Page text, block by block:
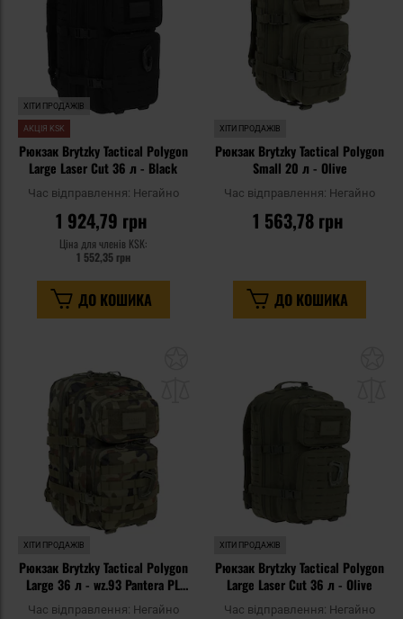
ХІТИ ПРОДАЖІВ
АКЦІЯ KSK
Рюкзак Brytzky Tactical Polygon
Large Laser Cut 36 л - Black
Час відправлення: Негайно
1 924,79 грн
Ціна для членів KSK:
1 552,35 грн
ДО КОШИКА
ХІТИ ПРОДАЖІВ
Рюкзак Brytzky Tactical Polygon
Small 20 л - Olive
Час відправлення: Негайно
1 563,78 грн
ДО КОШИКА
уподобань
ХІТИ ПРОДАЖІВ
Рюкзак Brytzky Tactical Polygon
Large 36 л - wz.93 Pantera PL
Час відправлення: Негайно
ХІТИ ПРОДАЖІВ
Рюкзак Brytzky Tactical Polygon
Large Laser Cut 36 л - Olive
Час відправлення: Негайно